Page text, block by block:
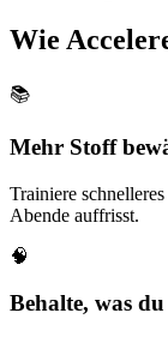
Wie
📚
Mehr Stoff
Trainiere
Abende auffrisst.
🧠
Behalte, was